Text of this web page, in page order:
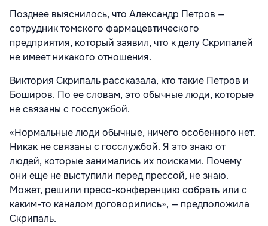
Позднее выяснилось, что Александр Петров —
сотрудник томского фармацевтического
предприятия, который заявил, что к делу Скрипалей
не имеет никакого отношения.
Виктория Скрипаль рассказала, кто такие Петров и
Боширов. По ее словам, это обычные люди, которые
не связаны с госслужбой.
«Нормальные люди обычные, ничего особенного нет.
Никак не связаны с госслужбой. Я это знаю от
людей, которые занимались их поисками. Почему
они еще не выступили перед прессой, не знаю.
Может, решили пресс-конференцию собрать или с
каким-то каналом договорились», — предположила
Скрипаль.